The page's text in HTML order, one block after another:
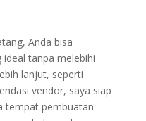
Anda bisa
tanpa melebihi
lanjut, seperti
vendor, saya siap
tempat pembuatan